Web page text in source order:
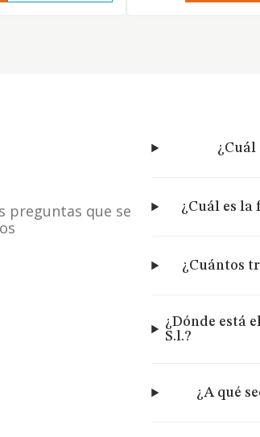
preguntas que se
¿Cuál
¿Cuál es la
¿Cuántos
¿Dónde está
S.l.?
¿A qué